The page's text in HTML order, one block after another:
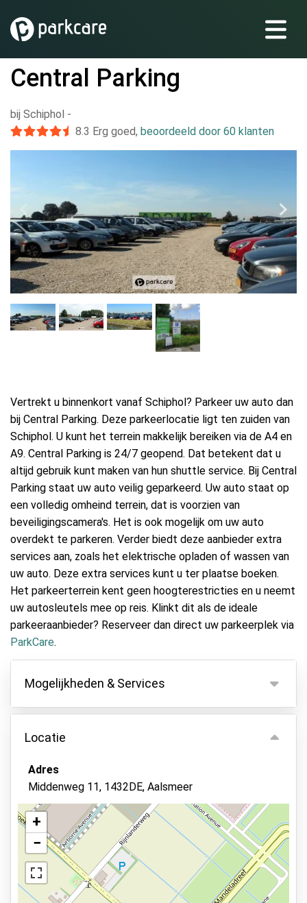
Central Parking
bij Schiphol -
8.3 Erg goed, beoordeeld door 60 klanten
Vertrekt u binnenkort vanaf Schiphol? Parkeer uw auto dan
bij Central Parking. Deze parkeerlocatie ligt ten zuiden van
Schiphol. U kunt het terrein makkelijk bereiken via de A4 en
A9. Central Parking is 24/7 geopend. Dat betekent dat u
altijd gebruik kunt maken van hun shuttle service. Bij Central
Parking staat uw auto veilig geparkeerd. Uw auto staat op
een volledig omheind terrein, dat is voorzien van
beveiligingscamera's. Het is ook mogelijk om uw auto
overdekt te parkeren. Verder biedt deze aanbieder extra
services aan, zoals het elektrische opladen of wassen van
uw auto. Deze extra services kunt u ter plaatse boeken.
Het parkeerterrein kent geen hoogterestricties en u neemt
uw autosleutels mee op reis. Klinkt dit als de ideale
parkeeraanbieder? Reserveer dan direct uw parkeerplek via
ParkCare.
Mogelijkheden & Services
Mogelijkheden
Binnen parkeren
Autosleutels behouden
Camerabewaking
Beveiligd parkeren
Bewaker ter plaatse
Status van de auto
Autowassen
Locatie
Adres
Middenweg 11, 1432DE, Aalsmeer
Bekijk op kaart
+
−